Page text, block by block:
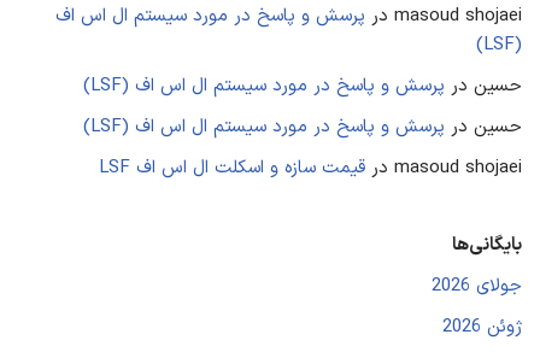
masoud shojaei در پرسش و پاسخ در مورد سیستم ال اس اف
(LSF)
حسین در پرسش و پاسخ در مورد سیستم ال اس اف (LSF)
حسین در پرسش و پاسخ در مورد سیستم ال اس اف (LSF)
masoud shojaei در قیمت سازه و اسکلت ال اس اف LSF
بایگانی‌ها
جولای 2026
ژوئن 2026